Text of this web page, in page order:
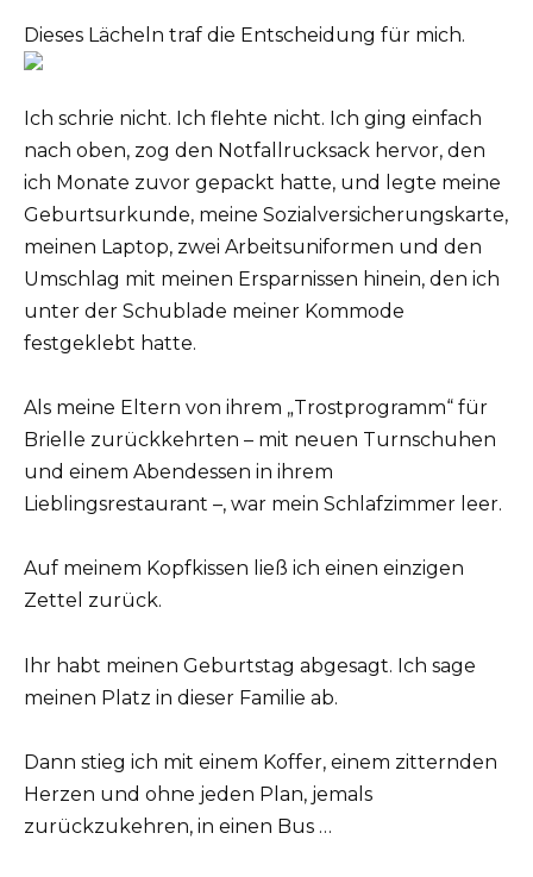
Dieses Lächeln traf die Entscheidung für mich.
Ich schrie nicht. Ich flehte nicht. Ich ging einfach
nach oben, zog den Notfallrucksack hervor, den
ich Monate zuvor gepackt hatte, und legte meine
Geburtsurkunde, meine Sozialversicherungskarte,
meinen Laptop, zwei Arbeitsuniformen und den
Umschlag mit meinen Ersparnissen hinein, den ich
unter der Schublade meiner Kommode
festgeklebt hatte.
Als meine Eltern von ihrem „Trostprogramm“ für
Brielle zurückkehrten – mit neuen Turnschuhen
und einem Abendessen in ihrem
Lieblingsrestaurant –, war mein Schlafzimmer leer.
Auf meinem Kopfkissen ließ ich einen einzigen
Zettel zurück.
Ihr habt meinen Geburtstag abgesagt. Ich sage
meinen Platz in dieser Familie ab.
Dann stieg ich mit einem Koffer, einem zitternden
Herzen und ohne jeden Plan, jemals
zurückzukehren, in einen Bus …